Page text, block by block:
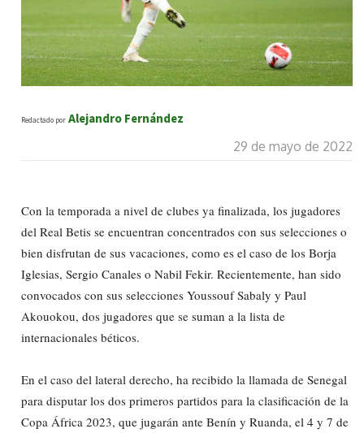
Redactado por Alejandro Fernández
29 de mayo de 2022
Con la temporada a nivel de clubes ya finalizada, los jugadores
del Real Betis se encuentran concentrados con sus selecciones o
bien disfrutan de sus vacaciones, como es el caso de los Borja
Iglesias, Sergio Canales o Nabil Fekir. Recientemente, han sido
convocados con sus selecciones Youssouf Sabaly y Paul
Akouokou, dos jugadores que se suman a la lista de
internacionales béticos.
En el caso del lateral derecho, ha recibido la llamada de Senegal
para disputar los dos primeros partidos para la clasificación de la
Copa África 2023, que jugarán ante Benín y Ruanda, el 4 y 7 de